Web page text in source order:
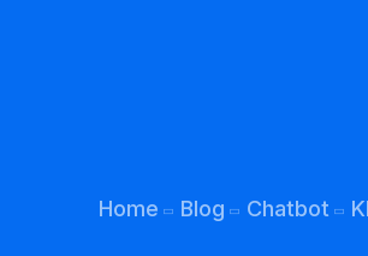
Home Blog Chatbot